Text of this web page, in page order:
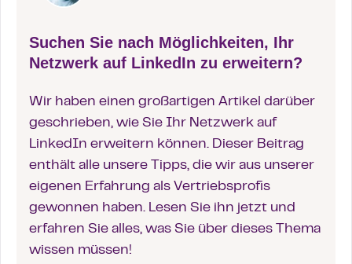
Suchen Sie nach Möglichkeiten, Ihr
Netzwerk auf LinkedIn zu erweitern?
Wir haben einen großartigen Artikel darüber
geschrieben, wie Sie Ihr Netzwerk auf
LinkedIn erweitern können. Dieser Beitrag
enthält alle unsere Tipps, die wir aus unserer
eigenen Erfahrung als Vertriebsprofis
gewonnen haben. Lesen Sie ihn jetzt und
erfahren Sie alles, was Sie über dieses Thema
wissen müssen!